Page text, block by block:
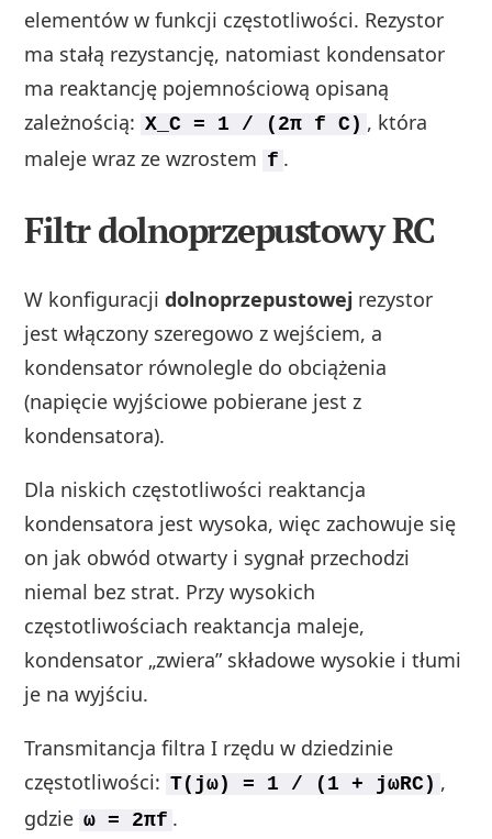
elementów w funkcji częstotliwości. Rezystor
ma stałą rezystancję, natomiast kondensator
ma reaktancję pojemnościową opisaną
zależnością: X_C = 1 / (2π f C) , która
maleje wraz ze wzrostem f .
Filtr dolnoprzepustowy RC
W konfiguracjidolnoprzepustowej rezystor
jest włączony szeregowo z wejściem, a
kondensator równolegle do obciążenia
(napięcie wyjściowe pobierane jest z
kondensatora).
Dla niskich częstotliwości reaktancja
kondensatora jest wysoka, więc zachowuje się
on jak obwód otwarty i sygnał przechodzi
niemal bez strat. Przy wysokich
częstotliwościach reaktancja maleje,
kondensator „zwiera” składowe wysokie i tłumi
je na wyjściu.
Transmitancja filtra I rzędu w dziedzinie
częstotliwości: T(jω) = 1 / (1 + jωRC) ,
gdzie ω = 2πf .